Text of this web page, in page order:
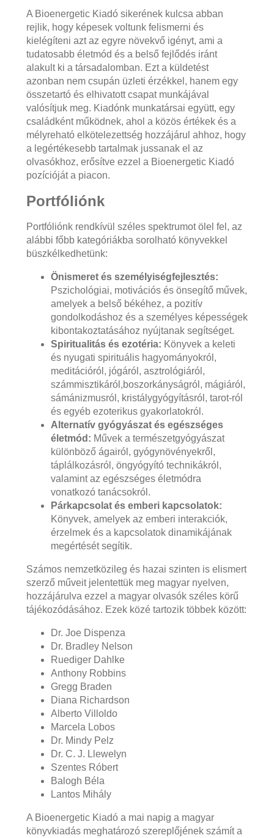
A Bioenergetic Kiadó sikerének kulcsa abban
rejlik, hogy képesek voltunk felismerni és
kielégíteni azt az egyre növekvő igényt, ami a
tudatosabb életmód és a belső fejlődés iránt
alakult ki a társadalomban. Ezt a küldetést
azonban nem csupán üzleti érzékkel, hanem egy
összetartó és elhivatott csapat munkájával
valósítjuk meg. Kiadónk munkatársai együtt, egy
családként működnek, ahol a közös értékek és a
mélyreható elkötelezettség hozzájárul ahhoz, hogy
a legértékesebb tartalmak jussanak el az
olvasókhoz, erősítve ezzel a Bioenergetic Kiadó
pozícióját a piacon.
Portfóliónk
Portfóliónk rendkívül széles spektrumot ölel fel, az
alábbi főbb kategóriákba sorolható könyvekkel
büszkélkedhetünk:
Önismeret és személyiségfejlesztés:
Pszichológiai, motivációs és önsegítő művek,
amelyek a belső békéhez, a pozitív
gondolkodáshoz és a személyes képességek
kibontakoztatásához nyújtanak segítséget.
Spiritualitás és ezotéria: Könyvek a keleti
és nyugati spirituális hagyományokról,
meditációról, jógáról, asztrológiáról,
számmisztikáról,boszorkányságról, mágiáról,
sámánizmusról, kristálygyógyításról, tarot-ról
és egyéb ezoterikus gyakorlatokról.
Alternatív gyógyászat és egészséges
életmód: Művek a természetgyógyászat
különböző ágairól, gyógynövényekről,
táplálkozásról, öngyógyító technikákról,
valamint az egészséges életmódra
vonatkozó tanácsokról.
Párkapcsolat és emberi kapcsolatok:
Könyvek, amelyek az emberi interakciók,
érzelmek és a kapcsolatok dinamikájának
megértését segítik.
Számos nemzetközileg és hazai szinten is elismert
szerző műveit jelentettük meg magyar nyelven,
hozzájárulva ezzel a magyar olvasók széles körű
tájékozódásához. Ezek közé tartozik többek között:
Dr. Joe Dispenza
Dr. Bradley Nelson
Ruediger Dahlke
Anthony Robbins
Gregg Braden
Diana Richardson
Alberto Villoldo
Marcela Lobos
Dr. Mindy Pelz
Dr. C. J. Llewelyn
Szentes Róbert
Balogh Béla
Lantos Mihály
A Bioenergetic Kiadó a mai napig a magyar
könyvkiadás meghatározó szereplőjének számít a